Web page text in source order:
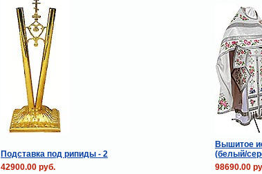
Подставка под рипиды - 2
Вышитое
(белый/
42900.00 руб.
98690.00